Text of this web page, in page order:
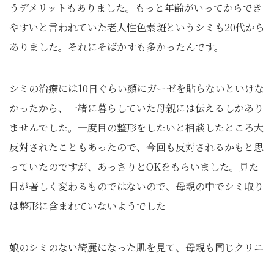
うデメリットもありました。もっと年齢がいってからでき
やすいと言われていた老人性色素斑というシミも20代から
ありました。それにそばかすも多かったんです。
シミの治療には10日ぐらい顔にガーゼを貼らないといけな
かったから、一緒に暮らしていた母親には伝えるしかあり
ませんでした。一度目の整形をしたいと相談したところ大
反対されたこともあったので、今回も反対されるかもと思
っていたのですが、あっさりとOKをもらいました。見た
目が著しく変わるものではないので、母親の中でシミ取り
は整形に含まれていないようでした」
娘のシミのない綺麗になった肌を見て、母親も同じクリニ